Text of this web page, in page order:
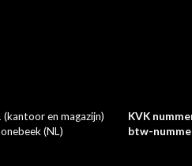
en magazijn)
(NL)
KVK
btw-